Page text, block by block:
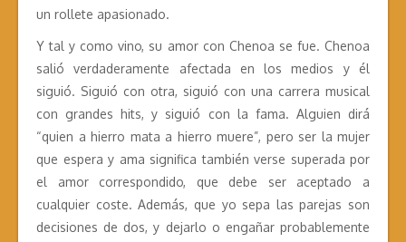
un rollete apasionado.
Y tal y como vino, su amor con Chenoa se fue. Chenoa
salió verdaderamente afectada en los medios y él
siguió. Siguió con otra, siguió con una carrera musical
con grandes hits, y siguió con la fama. Alguien dirá
“quien a hierro mata a hierro muere”, pero ser la mujer
que espera y ama significa también verse superada por
el amor correspondido, que debe ser aceptado a
cualquier coste. Además, que yo sepa las parejas son
decisiones de dos, y dejarlo o engañar probablemente